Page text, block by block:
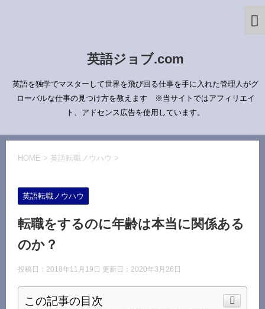
英語ジョブ.com
英語を独学でマスターして世界を飛び回る仕事を手に入れた管理人がグ
ローバルな仕事の見つけ方を教えます ※当サイトではアフィリエイ
ト、アドセンス広告を使用しています。
HOME > 英語転職ノウハウ >
英語転職ノウハウ
転職をするのに年齢は本当に関係ある
のか？
投稿日：2018年11月19日 更新日： 2020年3月26日
この記事の目次